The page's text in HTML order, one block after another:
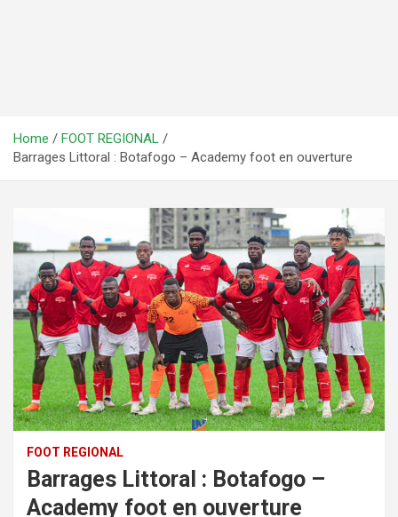
Home
FOOT REGIONAL
Barrages Littoral : Botafogo – Academy foot en ouverture
FOOT REGIONAL
Barrages Littoral : Botafogo –
Academy foot en ouverture